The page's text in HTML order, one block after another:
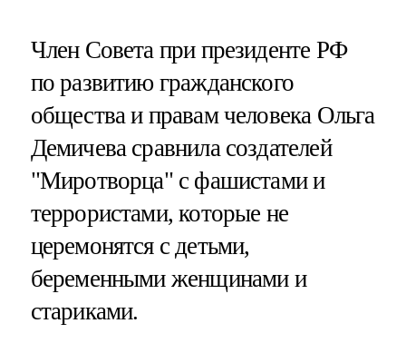
Член Совета при президенте РФ
по развитию гражданского
общества и правам человека Ольга
Демичева сравнила создателей
"Миротворца" с фашистами и
террористами, которые не
церемонятся с детьми,
беременными женщинами и
стариками.